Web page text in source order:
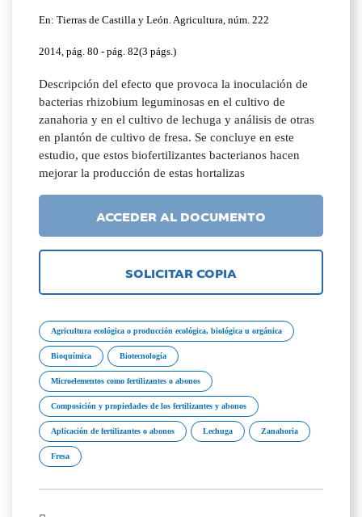
En: Tierras de Castilla y León. Agricultura, núm. 222
2014, pág. 80 - pág. 82(3 págs.)
Descripción del efecto que provoca la inoculación de
bacterias rhizobium leguminosas en el cultivo de
zanahoria y en el cultivo de lechuga y análisis de otras
en plantón de cultivo de fresa. Se concluye en este
estudio, que estos biofertilizantes bacterianos hacen
mejorar la producción de estas hortalizas
ACCEDER AL DOCUMENTO
SOLICITAR COPIA
Agricultura ecológica o producción ecológica, biológica u orgánica
Bioquímica Biotecnología
Microelementos como fertilizantes o abonos
Composición y propiedades de los fertilizantes y abonos
Aplicación de fertilizantes o abonos Lechuga Zanahoria
Fresa